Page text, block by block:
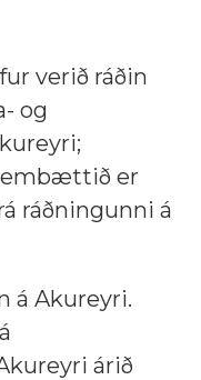
verið ráðin
og
embættið er
ráðningunni á
á Akureyri.
árið